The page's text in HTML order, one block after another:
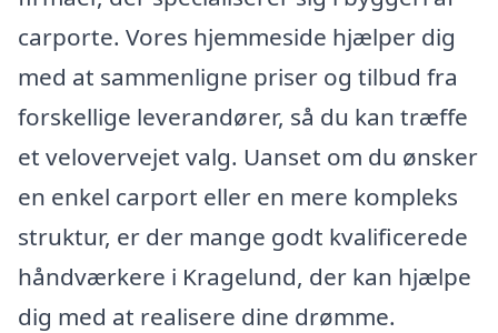
carporte. Vores hjemmeside hjælper dig
med at sammenligne priser og tilbud fra
forskellige leverandører, så du kan træffe
et velovervejet valg. Uanset om du ønsker
en enkel carport eller en mere kompleks
struktur, er der mange godt kvalificerede
håndværkere i Kragelund, der kan hjælpe
dig med at realisere dine drømme.